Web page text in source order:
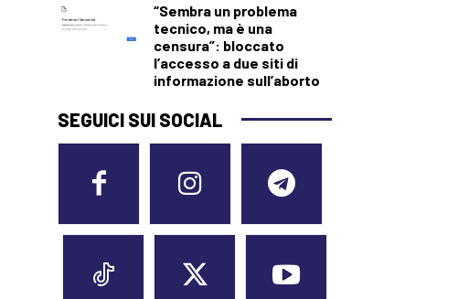
“Sembra un problema
tecnico, ma è una
censura”: bloccato
l’accesso a due siti di
informazione sull’aborto
SEGUICI SUI SOCIAL